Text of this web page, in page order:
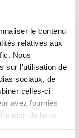
le contenu
relatives aux
Nous
sur l'utilisation de
sociaux, de
celles-ci
avez fournies
de leurs
en design
pas à pas
privilégié lors
sens.
des premiers
!